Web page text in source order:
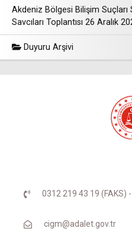
Akdeniz Bölgesi Bilişim
Savcıları Toplantısı 26 Aralık
Duyuru Arşivi
0312 219 43 19 (FAKS)
cigm@adalet.gov.tr